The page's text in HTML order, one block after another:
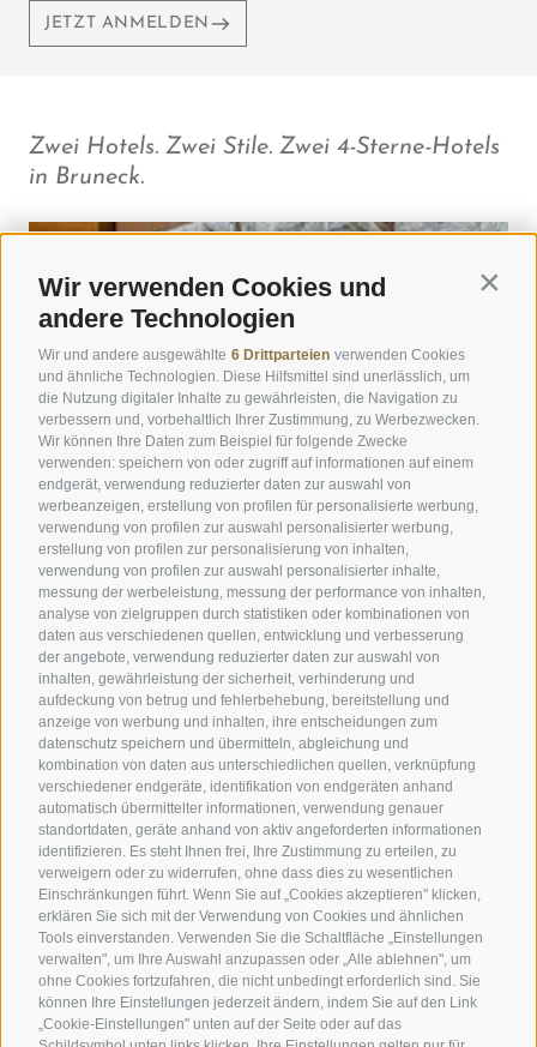
Wir verwenden Cookies und
andere Technologien
Wir und andere ausgewählte 6 Drittparteien verwenden Cookies
und ähnliche Technologien. Diese Hilfsmittel sind unerlässlich, um
die Nutzung digitaler Inhalte zu gewährleisten, die Navigation zu
verbessern und, vorbehaltlich Ihrer Zustimmung, zu Werbezwecken.
Wir können Ihre Daten zum Beispiel für folgende Zwecke
verwenden: speichern von oder zugriff auf informationen auf einem
endgerät, verwendung reduzierter daten zur auswahl von
werbeanzeigen, erstellung von profilen für personalisierte werbung,
verwendung von profilen zur auswahl personalisierter werbung,
erstellung von profilen zur personalisierung von inhalten,
verwendung von profilen zur auswahl personalisierter inhalte,
messung der werbeleistung, messung der performance von inhalten,
analyse von zielgruppen durch statistiken oder kombinationen von
daten aus verschiedenen quellen, entwicklung und verbesserung
der angebote, verwendung reduzierter daten zur auswahl von
inhalten, gewährleistung der sicherheit, verhinderung und
aufdeckung von betrug und fehlerbehebung, bereitstellung und
anzeige von werbung und inhalten, ihre entscheidungen zum
datenschutz speichern und übermitteln, abgleichung und
kombination von daten aus unterschiedlichen quellen, verknüpfung
verschiedener endgeräte, identifikation von endgeräten anhand
automatisch übermittelter informationen, verwendung genauer
standortdaten, geräte anhand von aktiv angeforderten informationen
identifizieren. Es steht Ihnen frei, Ihre Zustimmung zu erteilen, zu
verweigern oder zu widerrufen, ohne dass dies zu wesentlichen
Einschränkungen führt. Wenn Sie auf „Cookies akzeptieren" klicken,
erklären Sie sich mit der Verwendung von Cookies und ähnlichen
Tools einverstanden. Verwenden Sie die Schaltfläche „Einstellungen
verwalten", um Ihre Auswahl anzupassen oder „Alle ablehnen", um
ohne Cookies fortzufahren, die nicht unbedingt erforderlich sind. Sie
können Ihre Einstellungen jederzeit ändern, indem Sie auf den Link
„Cookie-Einstellungen" unten auf der Seite oder auf das
JETZT ANMELDEN
Zwei Hotels. Zwei Stile. Zwei 4-Sterne-Hotels
in Bruneck.
Kronplatz Hotel ANDER
Ruhig wohnen nahe dem Zentrum von Bruneck
Zeitgemäßer Stil mit Sinn für Tradition
Eigener Garten mit Pool & Naturerlebnisse am Kronplatz ganz
nah
Südtiroler Spezialitäten genießen
ZUM HOTEL ANDER